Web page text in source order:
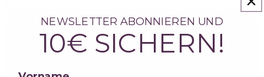
Abiball planen
NEWSLETTER ABONNIEREN UND
10€ SICHERN!